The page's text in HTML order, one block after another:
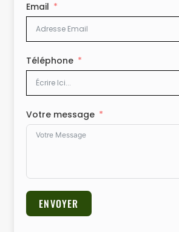
Email
Téléphone
Votre message
ENVOYER